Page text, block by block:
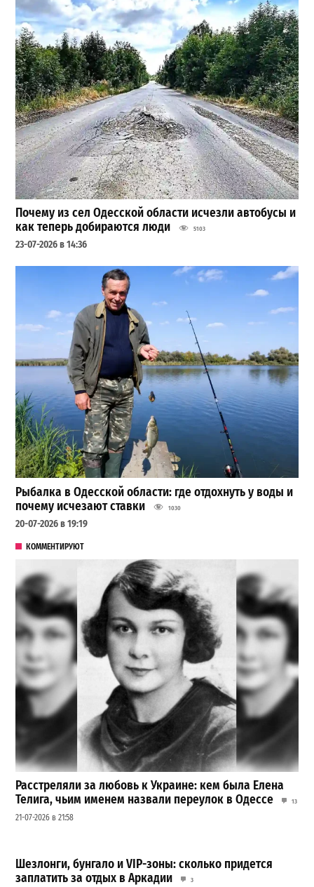
Почему из сел Одесской области исчезли автобусы и
как теперь добираются люди
5103
23-07-2026 в 14:36
Рыбалка в Одесской области: где отдохнуть у воды и
почему исчезают ставки
1030
20-07-2026 в 19:19
КОММЕНТИРУЮТ
Расстреляли за любовь к Украине: кем была Елена
Телига, чьим именем назвали переулок в Одессе
13
21-07-2026 в 21:58
Шезлонги, бунгало и VIP-зоны: сколько придется
заплатить за отдых в Аркадии
3